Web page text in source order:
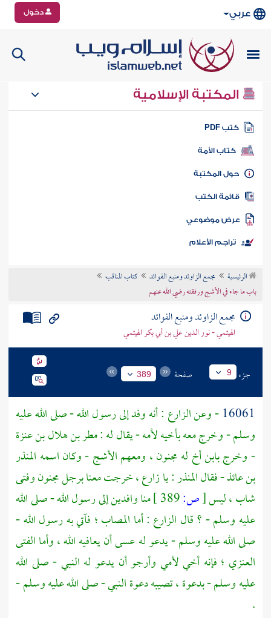
عربي دخول
المكتبة الإسلامية
كتب PDF
كتاب الأمة
المكتبة
الكتب
موضوعي
تراجم الأعلام
الرئيسية مجمع الزاوئد ومنبع الفوائد
كتاب المناقب
باب ما جاء في الأشج ورفقته رضي الله عنهم
مجمع الزاوئد ومنبع الفوائد
الهيثمي - نور الدين علي بن أبي بكر الهيثمي
جزء 9 صفحة 389
16061- وعنالزارع : أنه وفد إلى رسول الله - صلى الله عليه
وسلم - وخرج معه بأخيه لأمه - يقال له :مطر بن هلال بن عنزة
- وخرج بابن أخ له مجنون ، ومعهمالأشج - وكان اسمه المنذر
بن عائذ- فقالالمنذر: يازارع، خرجت معنا برجل مجنون وفتى
شاب ، ليس[ص:
منا وافدين إلى رسول الله - صلى الله
عليه وسلم - ؟ قال الزارع : أما المصاب ؛ فآتي به رسول الله -
صلى الله عليه وسلم - يدعو له عسى أن يعافيه الله ، وأما الفتى
العنزي ؛ فإنه أخي لأمي وأرجو أن يدعو له النبي - صلى الله
عليه وسلم - بدعوة ، تصيبه دعوة النبي - صلى الله عليه وسلم -
.